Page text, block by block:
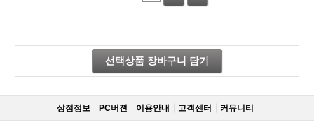
선택상품 장바구니 담기
상점정보 PC버젼 이용안내 고객센터 커뮤니티